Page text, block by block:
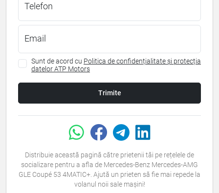
Telefon
Email
Sunt de acord cu Politica de confidențialitate și protecția
datelor ATP Motors
Trimite
Distribuie această pagină către prietenii tăi pe rețelele de
socializare pentru a afla de Mercedes-Benz Mercedes-AMG
GLE Coupé 53 4MATIC+. Ajută un prieten să fie mai repede la
volanul noii sale mașini!